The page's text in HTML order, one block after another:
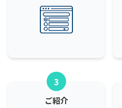
3
ご紹介